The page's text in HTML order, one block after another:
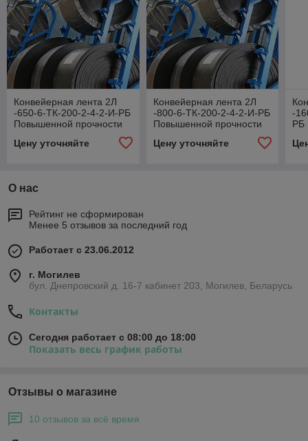
Конвейерная лента 2Л
-650-6-ТК-200-2-4-2-И-РБ
Повышенной прочности
Цену уточняйте
Конвейерная лента 2Л
-800-6-ТК-200-2-4-2-И-РБ
Повышенной прочности
Цену уточняйте
-
РБ
О нас
Рейтинг не сформирован
Менее 5 отзывов за последний год
Работает с 23.06.2012
г. Могилев
бул. Днепровский д. 16-7 кабинет 203, Могилев, Беларусь
Контакты
Сегодня работает с 08:00 до 18:00
Показать весь график работы
Отзывы о магазине
10 отзывов за всё время